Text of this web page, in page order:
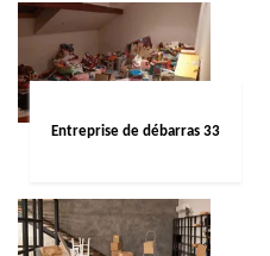
Entreprise de débarras 33